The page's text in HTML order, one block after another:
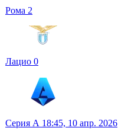
Рома 2
Лацио 0
Серия А 18:45, 10 апр. 2026